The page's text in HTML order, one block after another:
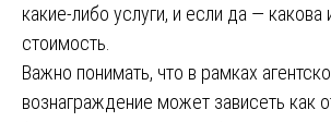
какие-либо услуги, и если да — какова
стоимость.
Важно понимать, что в рамках
вознаграждение может зависеть как